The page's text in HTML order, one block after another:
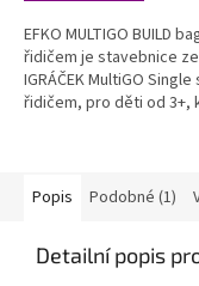
EFKO MULTIGO BUILD
řidičem je stavebnice
IGRÁČEK MultiGO Single
řidičem, pro děti od 3+,
Popis Podobné (1)
Detailní popis